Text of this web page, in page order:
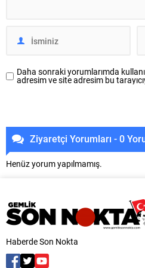
bölgede altyapıyı güçlendiren
Daha sonraki yorumlarımda
adresim ve site adresim bu
Ziyaretçi Yorumları - 0
Henüz yorum yapılmamış.
Haberde Son Nokta